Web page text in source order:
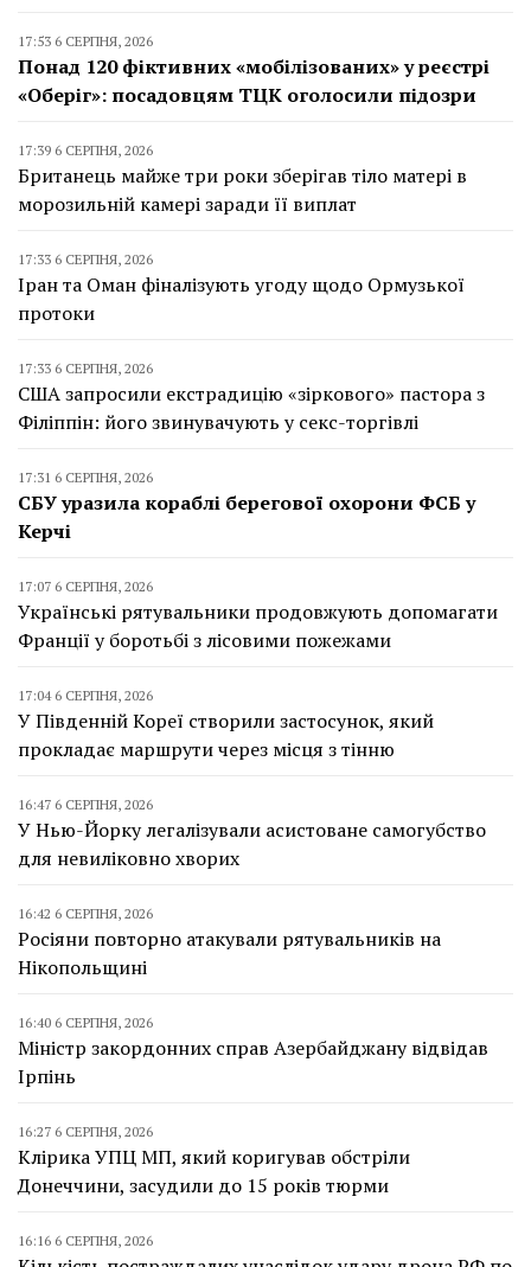
17:53 6 СЕРПНЯ, 2026
Понад 120 фіктивних «мобілізованих» у реєстрі
«Оберіг»: посадовцям ТЦК оголосили підозри
17:39 6 СЕРПНЯ, 2026
Британець майже три роки зберігав тіло матері в
морозильній камері заради її виплат
17:33 6 СЕРПНЯ, 2026
Іран та Оман фіналізують угоду щодо Ормузької
протоки
17:33 6 СЕРПНЯ, 2026
США запросили екстрадицію «зіркового» пастора з
Філіппін: його звинувачують у секс-торгівлі
17:31 6 СЕРПНЯ, 2026
СБУ уразила кораблі берегової охорони ФСБ у
Керчі
17:07 6 СЕРПНЯ, 2026
Українські рятувальники продовжують допомагати
Франції у боротьбі з лісовими пожежами
17:04 6 СЕРПНЯ, 2026
У Південній Кореї створили застосунок, який
прокладає маршрути через місця з тінню
16:47 6 СЕРПНЯ, 2026
У Нью-Йорку легалізували асистоване самогубство
для невиліковно хворих
16:42 6 СЕРПНЯ, 2026
Росіяни повторно атакували рятувальників на
Нікопольщині
16:40 6 СЕРПНЯ, 2026
Міністр закордонних справ Азербайджану відвідав
Ірпінь
16:27 6 СЕРПНЯ, 2026
Клірика УПЦ МП, який коригував обстріли
Донеччини, засудили до 15 років тюрми
16:16 6 СЕРПНЯ, 2026